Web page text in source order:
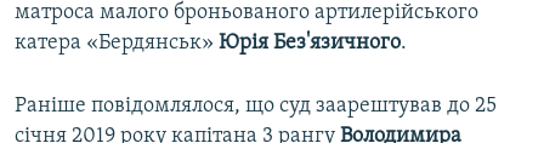
матроса малого броньованого артилерійського
катера «Бердянськ» Юрія Без'язичного.
Раніше повідомлялося, що суд заарештував до 25
січня 2019 року капітана 3 рангу Володимира